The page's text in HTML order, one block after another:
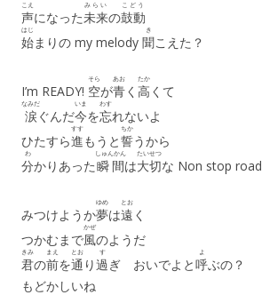
声
こえ
になった未来
みらい
の鼓動
こどう
始
はじ
まりの my melody 聞
き
こえた？
I’m READY! 空
そら
が青
あお
く 高
たか
くて
涙
なみだ
ぐんだ今
いま
を忘
わす
れないよ
ひたすら進
すす
もうと誓
ちか
うから
分
わ
かりあった瞬間
しゅんかん
は大切
たいせつ
な Non stop road
みつけようか夢
ゆめ
は遠
とお
く
つかむまで風
かぜ
のようだ
君
きみ
の前
まえ
を通
とお
り過
す
ぎ おいでよと呼
よ
ぶの？
もどかしいね